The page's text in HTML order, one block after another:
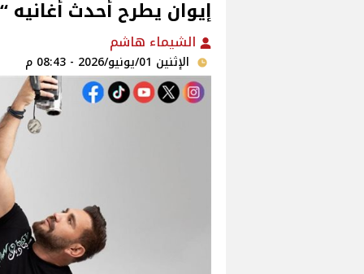
إيوان يطرح أحدث
الشيماء هاشم
الإثنين 01/يونيو/2026 - 08:43 م